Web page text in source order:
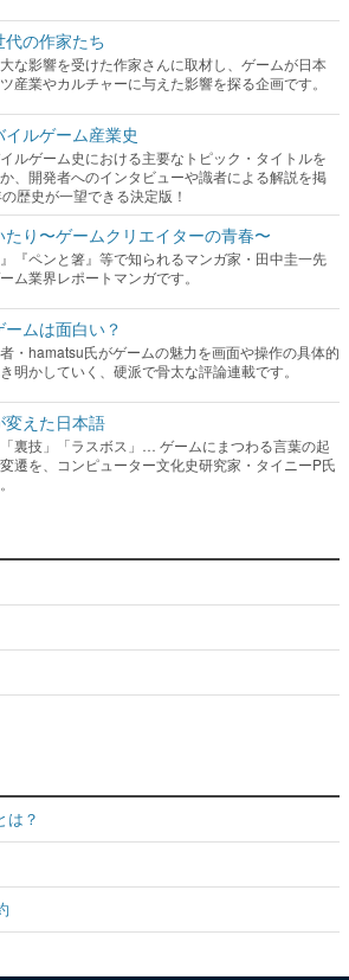
代の作家たち
な影響を受けた作家さんに取材し、ゲームが日本
産業やカルチャーに与えた影響を探る企画です。
イルゲーム産業史
ルゲーム史における主要なトピック・タイトルを
、開発者へのインタビューや識者による解説を掲
歴史が一望できる決定版！
たり〜ゲームクリエイターの青春〜
』『ペンと箸』等で知られるマンガ家・田中圭一先
ム業界レポートマンガです。
ームは面白い？
・hamatsu氏がゲームの魅力を画面や操作の具体的
明かしていく、硬派で骨太な評論連載です。
変えた日本語
「裏技」「ラスボス」… ゲームにまつわる言葉の起
遷を、コンピューター文化史研究家・タイニーP氏
は？